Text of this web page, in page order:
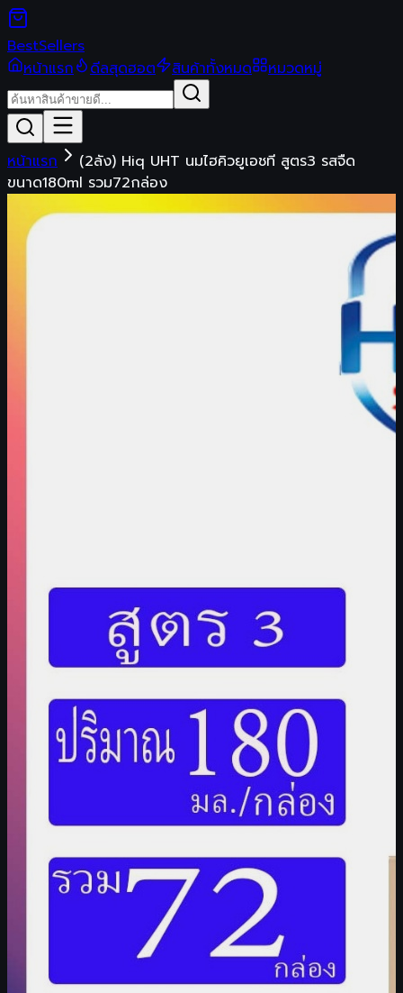
BestSellers
หน้าแรก
ดีลสุดฮอต สินค้าทั้งหมด หมวดหมู่
หน้าแรก
(2ลัง) Hiq UHT นมไฮคิวยูเอชที สูตร3 รสจืด
ขนาด180ml รวม72กล่อง